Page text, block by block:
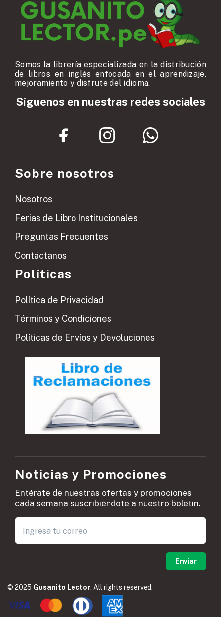
Somos la librería especializada en la distribución
de libros en inglés enfocada en el aprendizaje,
mejoramiento y disfrute del idioma.
Síguenos en nuestras redes sociales
Sobre nosotros
Nosotros
Ferias de Libro Institucionales
Preguntas Frecuentes
Contáctanos
Políticas
Política de Privacidad
Términos y Condiciones
Políticas de Envíos y Devoluciones
Noticias y Promociones
Entérate de nuestras ofertas y promociones
cada semana suscribiéndote a nuestro boletín.
© 2025 Gusanito Lector. All rights reserved.